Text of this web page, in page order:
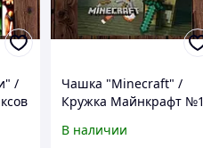
/
Чашка "Minecraft" /
Кружка Майнкрафт №1
В наличии